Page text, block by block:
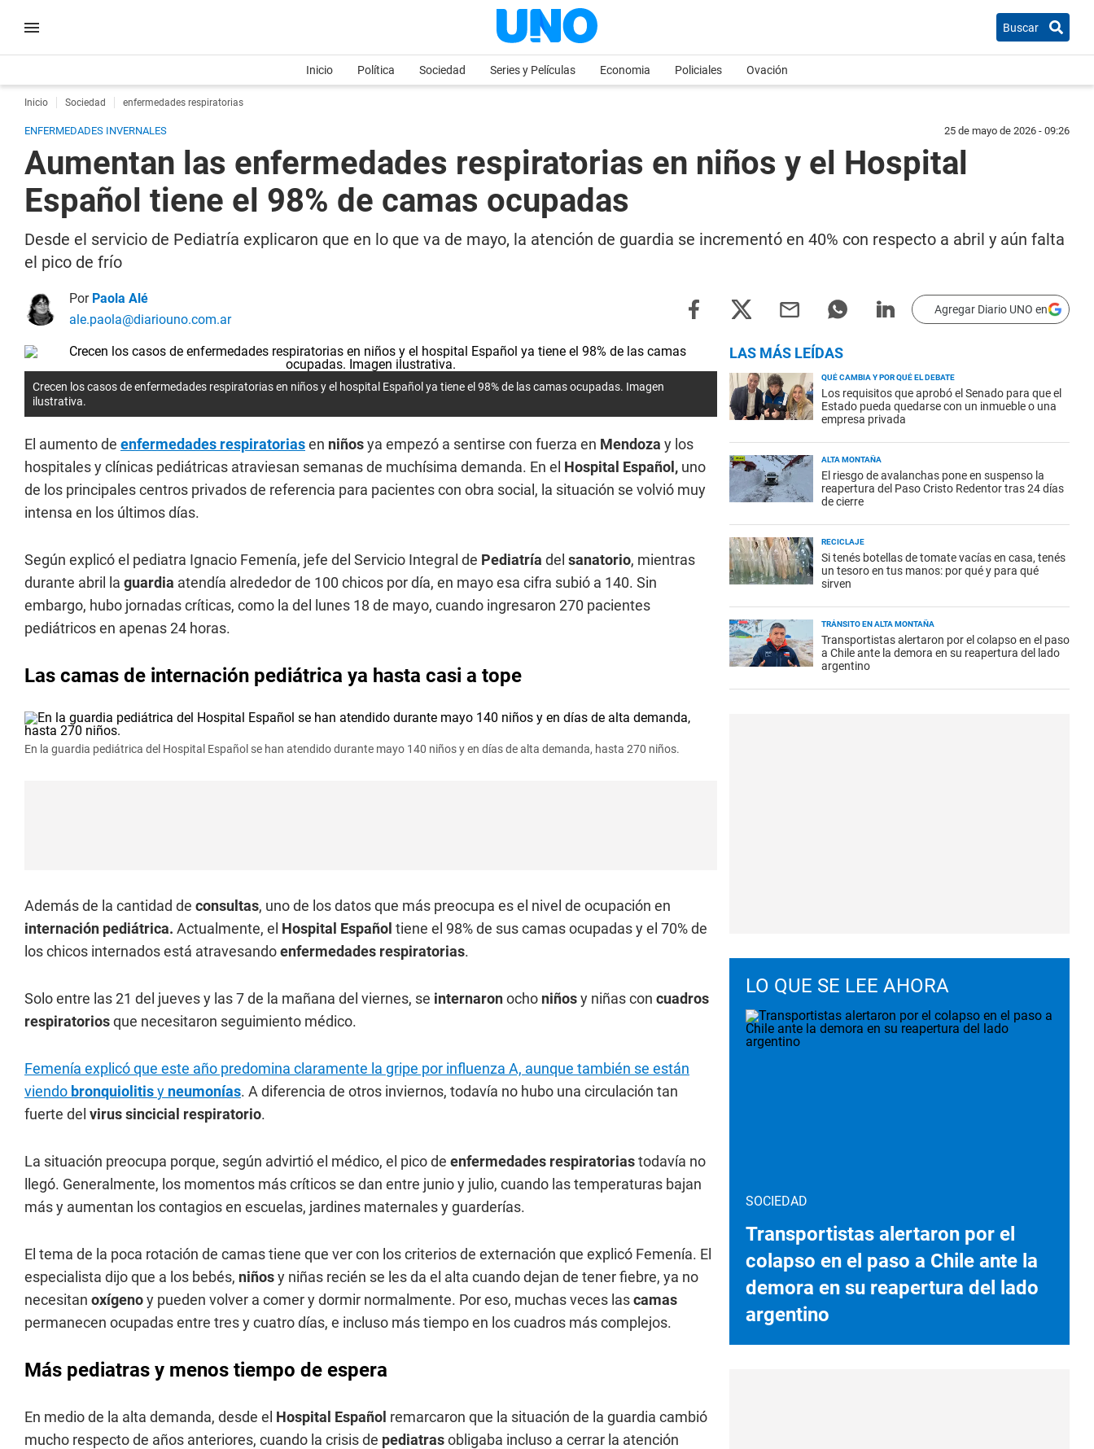
Buscar
Inicio Política Sociedad Series y Películas Economia Policiales Ovación
Inicio Sociedad enfermedades respiratorias
ENFERMEDADES INVERNALES 25 de mayo de 2026 - 09:26
Aumentan las enfermedades respiratorias en niños y el Hospital
Español tiene el 98% de camas ocupadas
Desde el servicio de Pediatría explicaron que en lo que va de mayo, la atención de guardia se incrementó en 40% con respecto a abril y aún falta
el pico de frío
Por Paola Alé
ale.paola@diariouno.com.ar
Agregar Diario UNO en
Crecen los casos de enfermedades respiratorias en niños y el hospital Español ya tiene el 98% de las camas ocupadas. Imagen
ilustrativa.
El aumento de enfermedades respiratoriasen niñosya empezó a sentirse con fuerza en Mendoza y los
hospitales y clínicas pediátricas atraviesan semanas de muchísima demanda. En el Hospital Español, uno
de los principales centros privados de referencia para pacientes con obra social, la situación se volvió muy
intensa en los últimos días.
Según explicó el pediatra Ignacio Femenía, jefe del Servicio Integral de Pediatría del sanatorio, mientras
durante abril la guardia atendía alrededor de 100 chicos por día, en mayo esa cifra subió a 140. Sin
embargo, hubo jornadas críticas, como la del lunes 18 de mayo, cuando ingresaron 270 pacientes
pediátricos en apenas 24 horas.
Las camas de internación pediátrica ya hasta casi a tope
En la guardia pediátrica del Hospital Español se han atendido durante mayo 140 niños y en días de alta demanda, hasta 270 niños.
Además de la cantidad de consultas, uno de los datos que más preocupa es el nivel de ocupación en
internación pediátrica. Actualmente, el Hospital Español tiene el 98% de sus camas ocupadas y el 70% de
los chicos internados está atravesandoenfermedades respiratorias.
Solo entre las 21 del jueves y las 7 de la mañana del viernes, se internaronocho niñosy niñas con cuadros
respiratoriosque necesitaron seguimiento médico.
Femenía explicó que este año predomina claramente la gripe por influenza A, aunque también se están
viendo bronquiolitisy neumonías. A diferencia de otros inviernos, todavía no hubo una circulación tan
fuerte del virus sincicial respiratorio.
La situación preocupa porque, según advirtió el médico, el pico de enfermedades respiratoriastodavía no
llegó. Generalmente, los momentos más críticos se dan entre junio y julio, cuando las temperaturas bajan
más y aumentan los contagios en escuelas, jardines maternales y guarderías.
El tema de la poca rotación de camas tiene que ver con los criterios de externación que explicó Femenía. El
especialista dijo que a los bebés, niñosy niñas recién se les da el alta cuando dejan de tener fiebre, ya no
necesitan oxígenoy pueden volver a comer y dormir normalmente. Por eso, muchas veces lascamas
permanecen ocupadas entre tres y cuatro días, e incluso más tiempo en los cuadros más complejos.
Más pediatras y menos tiempo de espera
En medio de la alta demanda, desde el Hospital Español remarcaron que la situación de la guardia cambió
mucho respecto de años anteriores, cuando la crisis de pediatrasobligaba incluso a cerrar la atención
LAS MÁS LEÍDAS
QUÉ CAMBIA Y POR QUÉ EL DEBATE
Los requisitos que aprobó el Senado para que el
Estado pueda quedarse con un inmueble o una
empresa privada
ALTA MONTAÑA
El riesgo de avalanchas pone en suspenso la
reapertura del Paso Cristo Redentor tras 24 días
de cierre
RECICLAJE
Si tenés botellas de tomate vacías en casa, tenés
un tesoro en tus manos: por qué y para qué
sirven
TRÁNSITO EN ALTA MONTAÑA
Transportistas alertaron por el colapso en el paso
a Chile ante la demora en su reapertura del lado
argentino
LO QUE SE LEE AHORA
SOCIEDAD
Transportistas alertaron por el
colapso en el paso a Chile ante la
demora en su reapertura del lado
argentino